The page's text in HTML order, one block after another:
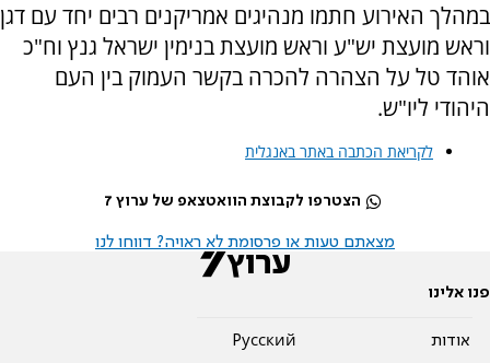
במהלך האירוע חתמו מנהיגים אמריקנים רבים יחד עם דגן
וראש מועצת יש"ע וראש מועצת בנימין ישראל גנץ וח"כ
אוהד טל על הצהרה להכרה בקשר העמוק בין העם
היהודי ליו"ש.
לקריאת הכתבה באתר באנגלית
הצטרפו לקבוצת הוואטצאפ של ערוץ 7
מצאתם טעות או פרסומת לא ראויה? דווחו לנו
פנו אלינו
אודות
Pусский